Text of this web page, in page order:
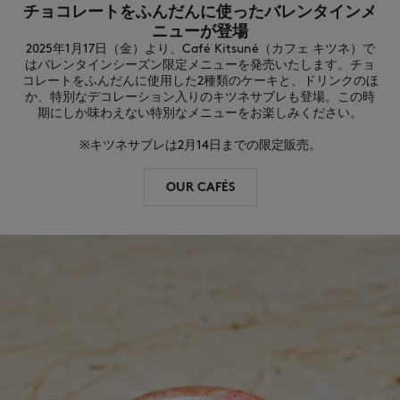
NEW IN
チョコレートをふんだんに使ったバレンタインメ
ニューが登場
2025年1月17日（金）より、Café Kitsuné（カフェ キツネ）で
はバレンタインシーズン限定メニューを発売いたします。チョ
コレートをふんだんに使用した2種類のケーキと、ドリンクのほ
か、特別なデコレーション入りのキツネサブレも登場。この時
期にしか味わえない特別なメニューをお楽しみください。
※キツネサブレは2月14日までの限定販売。
OUR CAFÉS